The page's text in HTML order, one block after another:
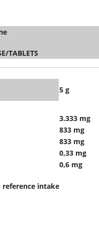
TABLETS
5 g
3.333 mg
833 mg
833 mg
0,33 mg
0,6 mg
reference intake